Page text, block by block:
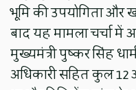
भूमि की उपयोगिता और
बाद यह मामला चर्चा
मुख्यमंत्री पुष्कर सिंह
अधिकारी सहित कुल 12